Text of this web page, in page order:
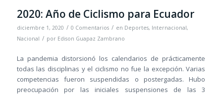
2020: Año de Ciclismo para Ecuador
diciembre 1, 2020 / 0 Comentarios / en Deportes, Internacional,
Nacional / por Edison Guapaz Zambrano
La pandemia distorsionó los calendarios de prácticamente
todas las disciplinas y el ciclismo no fue la excepción. Varias
competencias fueron suspendidas o postergadas. Hubo
preocupación por las iniciales suspensiones de las 3